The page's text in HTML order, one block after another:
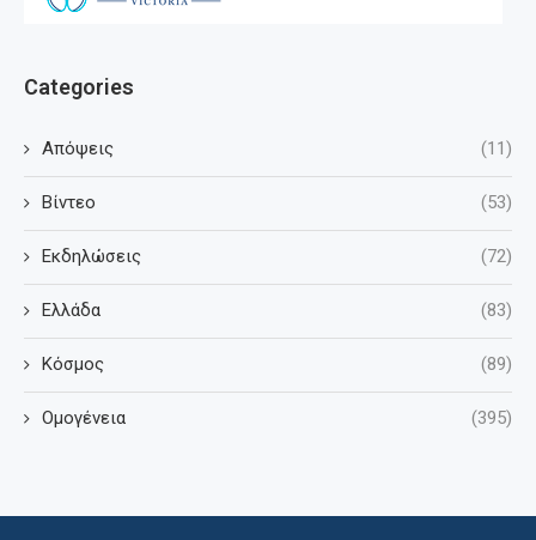
Categories
Απόψεις (11)
Βίντεο (53)
Εκδηλώσεις (72)
Ελλάδα (83)
Κόσμος (89)
Ομογένεια (395)